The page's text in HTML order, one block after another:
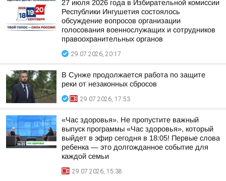
27 июля 2026 года в Избирательной комиссии
Республики Ингушетия состоялось
обсуждение вопросов организации
голосования военнослужащих и сотрудников
правоохранительных органов
29.07.2026, 20:17
В Сунже продолжается работа по защите
реки от незаконных сбросов
29.07.2026, 17:53
«Час здоровья». Не пропустите важный
выпуск программы «Час здоровья», который
выйдет в эфир сегодня в 18:05! Первые слова
ребенка — это долгожданное событие для
каждой семьи
29.07.2026, 15:38